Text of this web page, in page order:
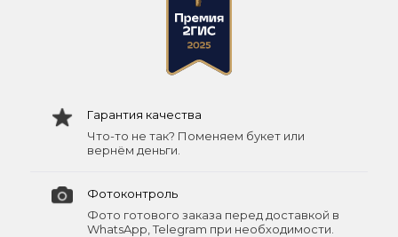
Гарантия качества
Что-то не так? Поменяем букет или
вернём деньги.
Фотоконтроль
Фото готового заказа перед доставкой в
WhatsApp, Telegram при необходимости.